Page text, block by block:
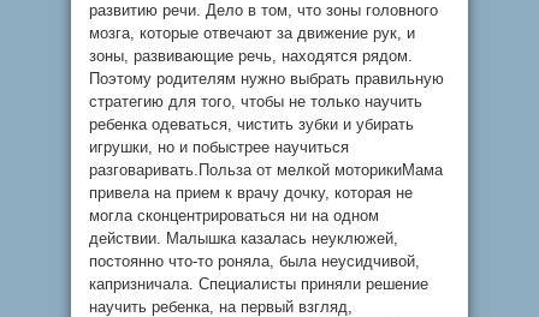
развитию речи. Дело в том, что зоны головного
мозга, которые отвечают за движение рук, и
зоны, развивающие речь, находятся рядом.
Поэтому родителям нужно выбрать правильную
стратегию для того, чтобы не только научить
ребенка одеваться, чистить зубки и убирать
игрушки, но и побыстрее научиться
разговаривать.Польза от мелкой моторикиМама
привела на прием к врачу дочку, которая не
могла сконцентрироваться ни на одном
действии. Малышка казалась неуклюжей,
постоянно что-то роняла, была неусидчивой,
капризничала. Специалисты приняли решение
научить ребенка, на первый взгляд,